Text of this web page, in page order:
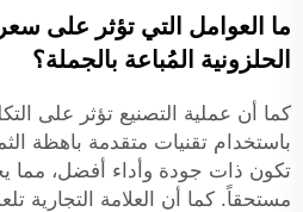
ما العوامل التي تؤثر على
الحلزونية المُباعة بالجملة؟
كما أن عملية التصنيع تؤثر على
باستخدام تقنيات متقدمة باهظة
تكون ذات جودة وأداء أفضل، مما
مستحقاً. كما أن العلامة التجارية